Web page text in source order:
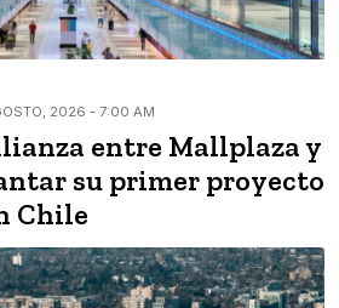
2026 - 7:00 AM
entre Mallplaza y
su primer proyecto
Chile